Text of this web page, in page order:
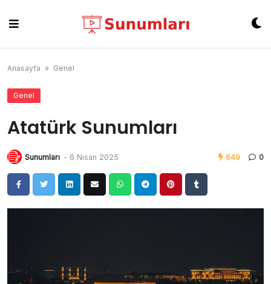
content
Anasayfa » Genel
Genel
Atatürk Sunumları
Sunumları - 6 Nisan 2025 649 0